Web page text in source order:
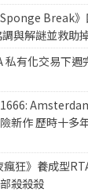
Sponge Break
與解謎並救助
私有化交易下
1666:
新作 歷時十多
瘋狂》養成型
殺殺殺